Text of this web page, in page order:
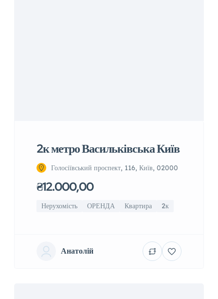
2к метро Васильківська Київ
Голосіївський проспект, 116, Київ, 02000
₴12.000,00
Нерухомість ОРЕНДА Квартира 2к
Анатолій